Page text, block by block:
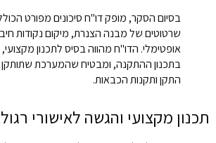
בסיום הסקר, מופק דו"ח סיכונים מפורט
שרטוטים של מבנה הצנרת, מיקום נקודות
אופטימלי. הדו"ח מהווה בסיס לתכנון מקצועי,
בתכנון ההתקנה, ומבטיח שהמערכת
התקן ותקנות הכבאות.
תכנון מקצועי והגשה לאישורי